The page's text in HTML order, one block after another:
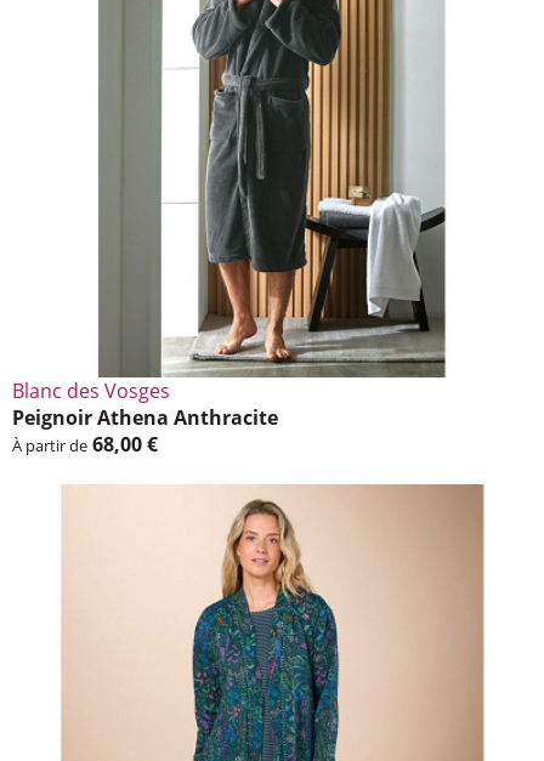
Blanc des Vosges
Peignoir Athena Anthra­cite
À partir de 68,00 €